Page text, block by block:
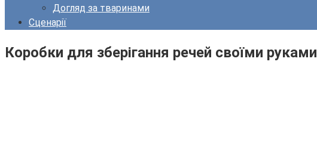
Догляд за тваринами
Сценарії
Коробки для зберігання речей своїми руками